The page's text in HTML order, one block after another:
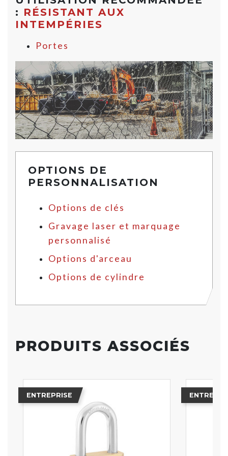
: RÉSISTANT AUX
INTEMPÉRIES
Portes
OPTIONS DE
PERSONNALISATION
Options de clés
Gravage laser et marquage
personnalisé
Options d'arceau
Options de cylindre
PRODUITS ASSOCIÉS
ENTREPRISE